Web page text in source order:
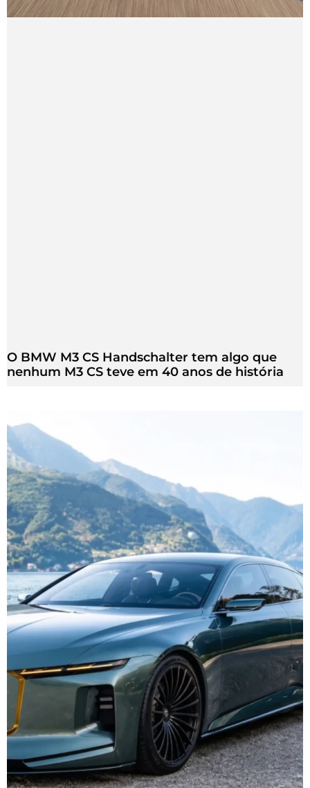
O BMW M3 CS Handschalter tem algo que
nenhum M3 CS teve em 40 anos de história